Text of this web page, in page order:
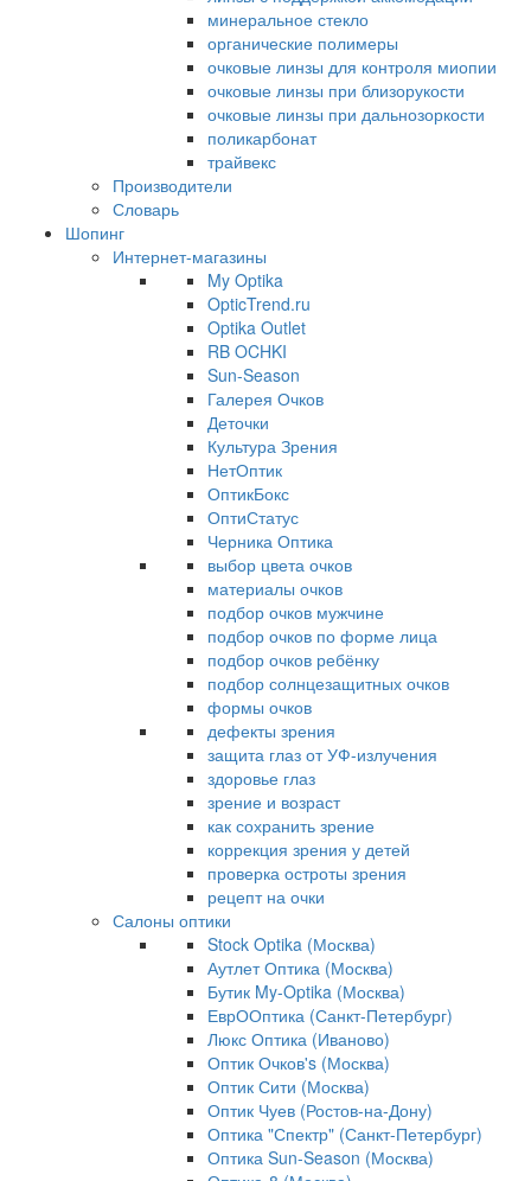
минеральное стекло
органические полимеры
очковые линзы для контроля миопии
очковые линзы при близорукости
очковые линзы при дальнозоркости
поликарбонат
трайвекс
Производители
Словарь
Шопинг
Интернет-магазины
My Optika
OpticTrend.ru
Optika Outlet
RB OCHKI
Sun-Season
Галерея Очков
Деточки
Культура Зрения
НетОптик
ОптикБокс
ОптиСтатус
Черника Оптика
выбор цвета очков
материалы очков
подбор очков мужчине
подбор очков по форме лица
подбор очков ребёнку
подбор солнцезащитных очков
формы очков
дефекты зрения
защита глаз от УФ-излучения
здоровье глаз
зрение и возраст
как сохранить зрение
коррекция зрения у детей
проверка остроты зрения
рецепт на очки
Салоны оптики
Stock Optika (Москва)
Аутлет Оптика (Москва)
Бутик My-Optika (Москва)
ЕврООптика (Санкт-Петербург)
Люкс Оптика (Иваново)
Оптик Очков's (Москва)
Оптик Сити (Москва)
Оптик Чуев (Ростов-на-Дону)
Оптика "Спектр" (Санкт-Петербург)
Оптика Sun-Season (Москва)